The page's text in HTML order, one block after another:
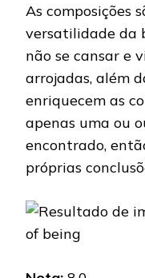
As composições
versatilidade da
não se cansar e
arrojadas, além
enriquecem as
apenas uma ou
encontrado,
próprias